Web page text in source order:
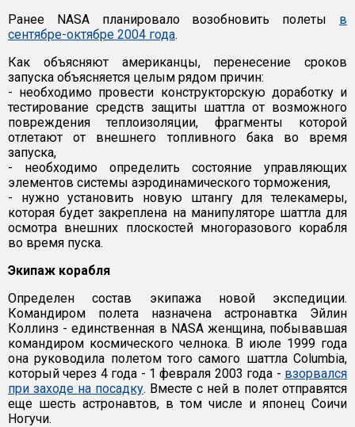
Ранее NASA планировало возобновить полеты в
сентябре-октябре 2004 года.
Как объясняют американцы, перенесение сроков
запуска объясняется целым рядом причин:
- необходимо провести конструкторскую доработку и
тестирование средств защиты шаттла от возможного
повреждения теплоизоляции, фрагменты которой
отлетают от внешнего топливного бака во время
запуска,
- необходимо определить состояние управляющих
элементов системы аэродинамического торможения,
- нужно установить новую штангу для телекамеры,
которая будет закреплена на манипуляторе шаттла для
осмотра внешних плоскостей многоразового корабля
во время пуска.
Экипаж корабля
Определен состав экипажа новой экспедиции.
Командиром полета назначена астронавтка Эйлин
Коллинз - единственная в NASA женщина, побывавшая
командиром космического челнока. В июле 1999 года
она руководила полетом того самого шаттла Columbia,
который через 4 года - 1 февраля 2003 года - взорвался
при заходе на посадку. Вместе с ней в полет отправятся
еще шесть астронавтов, в том числе и японец Соичи
Ногучи.